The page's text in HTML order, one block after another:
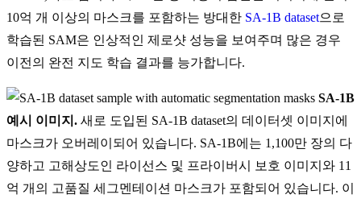
10억 개 이상의 마스크를 포함하는 방대한 SA-1B dataset으로
학습된 SAM은 인상적인 제로샷 성능을 보여주며 많은 경우
이전의 완전 지도 학습 결과를 능가합니다.
SA-1B
예시 이미지. 새로 도입된 SA-1B dataset의 데이터셋 이미지에
마스크가 오버레이되어 있습니다. SA-1B에는 1,100만 장의 다
양하고 고해상도인 라이선스 및 프라이버시 보호 이미지와 11
억 개의 고품질 세그멘테이션 마스크가 포함되어 있습니다. 이